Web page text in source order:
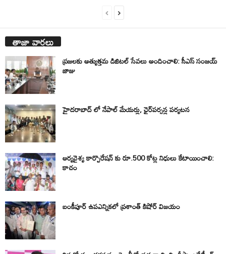
తాజా వార్తలు
ప్రజలకు అత్యుత్తమ డిజిటల్ సేవలు అందించాలి: సీఎస్ సంజయ్
జాజు
హైదరాబాద్ లో నేపాల్ మేయర్లు, ఛైర్‌పర్సన్ల పర్యటన
ఆర్యవైశ్య కార్పొరేషన్ కు రూ.500 కోట్ల నిధులు కేటాయించాలి:
కాచం
బంకీపూర్ ఉపఎన్నికలో ప్రశాంత్ కిషోర్ విజయం